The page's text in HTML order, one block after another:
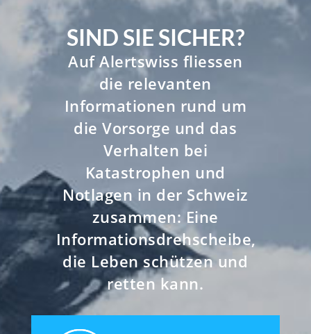
SIND SIE SICHER?
Auf Alertswiss fliessen
die relevanten
Informationen rund um
die Vorsorge und das
Verhalten bei
Katastrophen und
Notlagen in der Schweiz
zusammen: Eine
Informationsdrehscheibe,
die Leben schützen und
retten kann.